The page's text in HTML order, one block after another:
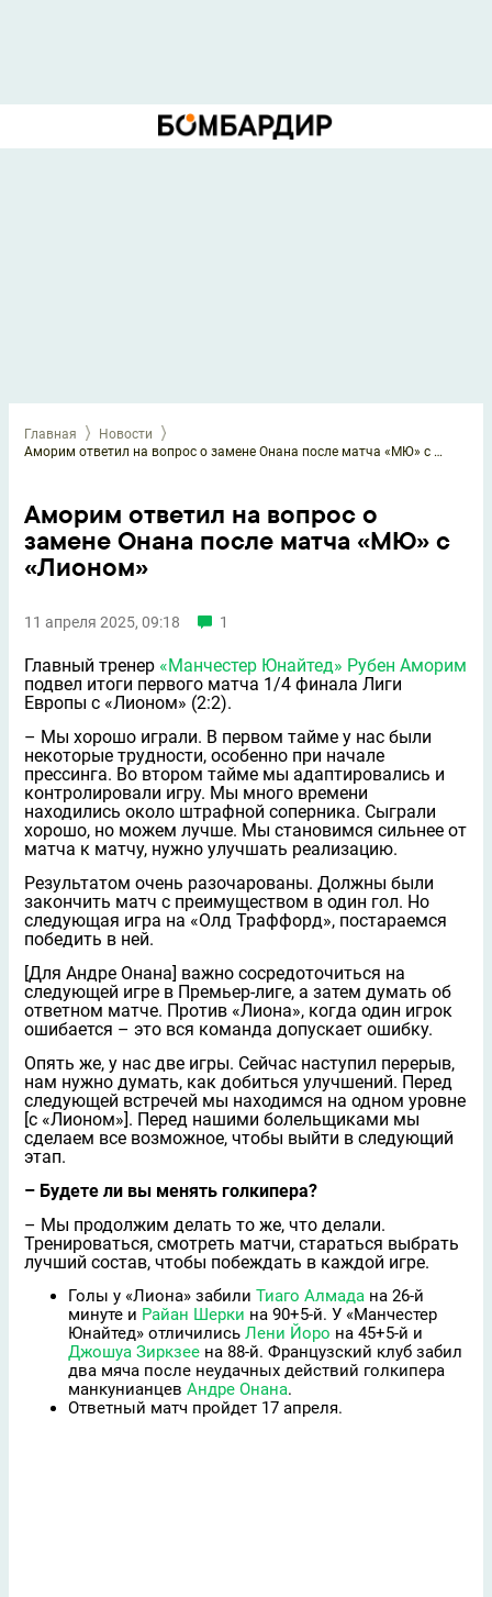
Главная
Новости
Аморим ответил на вопрос о замене Онана после матча «МЮ» с «Лионом»
Аморим ответил на вопрос о
замене Онана после матча «МЮ» с
«Лионом»
11 апреля 2025, 09:18 1
Главный тренер «Манчестер Юнайтед» Рубен Аморим
подвел итоги первого матча 1/4 финала Лиги
Европы с «Лионом» (2:2).
– Мы хорошо играли. В первом тайме у нас были
некоторые трудности, особенно при начале
прессинга. Во втором тайме мы адаптировались и
контролировали игру. Мы много времени
находились около штрафной соперника. Сыграли
хорошо, но можем лучше. Мы становимся сильнее от
матча к матчу, нужно улучшать реализацию.
Результатом очень разочарованы. Должны были
закончить матч с преимуществом в один гол. Но
следующая игра на «Олд Траффорд», постараемся
победить в ней.
[Для Андре Онана] важно сосредоточиться на
следующей игре в Премьер-лиге, а затем думать об
ответном матче. Против «Лиона», когда один игрок
ошибается – это вся команда допускает ошибку.
Опять же, у нас две игры. Сейчас наступил перерыв,
нам нужно думать, как добиться улучшений. Перед
следующей встречей мы находимся на одном уровне
[с «Лионом»]. Перед нашими болельщиками мы
сделаем все возможное, чтобы выйти в следующий
этап.
– Будете ли вы менять голкипера?
– Мы продолжим делать то же, что делали.
Тренироваться, смотреть матчи, стараться выбрать
лучший состав, чтобы побеждать в каждой игре.
Голы у «Лиона» забили Тиаго Алмада на 26-й
минуте и Райан Шерки на 90+5-й. У «Манчестер
Юнайтед» отличились Лени Йоро на 45+5-й и
Джошуа Зиркзее на 88-й. Французский клуб забил
два мяча после неудачных действий голкипера
манкунианцев Андре Онана.
Ответный матч пройдет 17 апреля.